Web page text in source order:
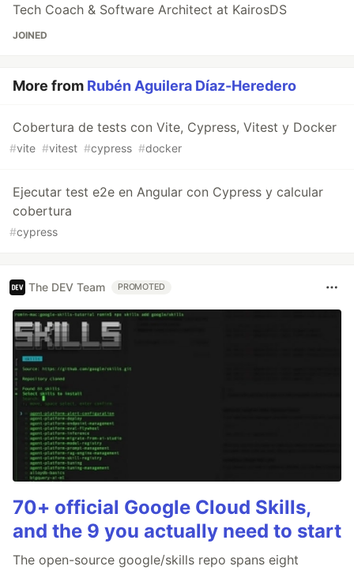
Tech Coach & Software Architect at KairosDS
JOINED
More from Rubén Aguilera Díaz-Heredero
Cobertura de tests con Vite, Cypress, Vitest y Docker
#vite #vitest #cypress #docker
Ejecutar test e2e en Angular con Cypress y calcular
cobertura
#cypress
The DEV Team PROMOTED
70+ official Google Cloud Skills,
and the 9 you actually need to start
The open-source google/skills repo spans eight